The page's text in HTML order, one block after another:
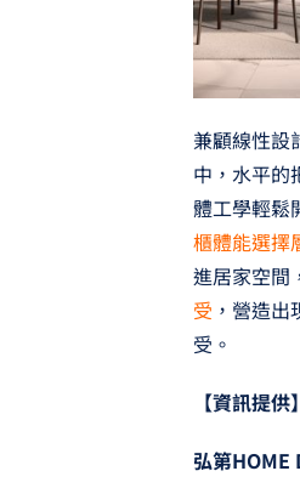
兼顧線性設
中，水平的
體工學輕鬆
櫃體能選擇
進居家空間
受 ，營造
受。
【資訊提供】
弘第HOME